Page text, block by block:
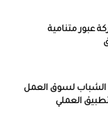
عبور متنامية
الشباب لسوق العمل
العملي